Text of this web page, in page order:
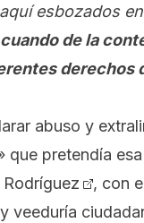
esbozados
de la
derechos
abuso y
que pretendía
, con
veeduría